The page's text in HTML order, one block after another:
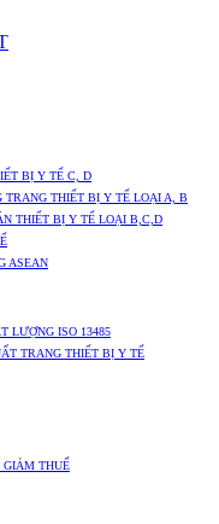
BỊ Y TẾ C, D
TRANG THIẾT BỊ Y TẾ LOẠI A, B
THIẾT BỊ Y TẾ LOẠI B,C,D
ASEAN
LƯỢNG ISO 13485
TRANG THIẾT BỊ Y TẾ
GIẢM THUẾ